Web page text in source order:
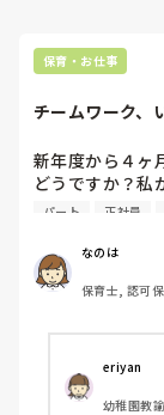
保育・お仕事
チームワーク、
新年度から４ヶ
どうですか？私
社員の連携が
という形です
て楽なんじゃな
パート 正社員
なのは
保育士, 認可
eriyan
幼稚園教